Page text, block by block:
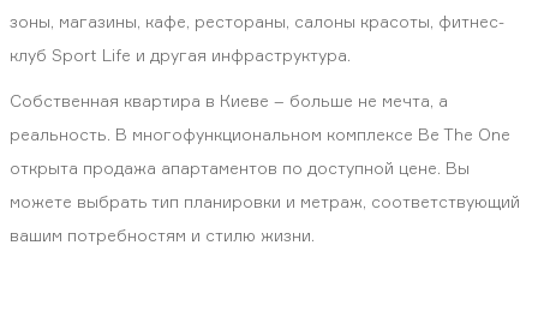
зоны, магазины, кафе, рестораны, салоны красоты, фитнес-
клуб Sport Life и другая инфраструктура.
Собственная квартира в Киеве – больше не мечта, а
реальность. В многофункциональном комплексе Be The One
открыта продажа апартаментов по доступной цене. Вы
можете выбрать тип планировки и метраж, соответствующий
вашим потребностям и стилю жизни.